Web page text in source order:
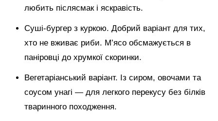
любить післясмак і яскравість.
Суші-бургер з куркою. Добрий варіант для тих,
хто не вживає риби. М’ясо обсмажується в
паніровці до хрумкої скоринки.
Вегетаріанський варіант. Із сиром, овочами та
соусом унагі — для легкого перекусу без білків
тваринного походження.